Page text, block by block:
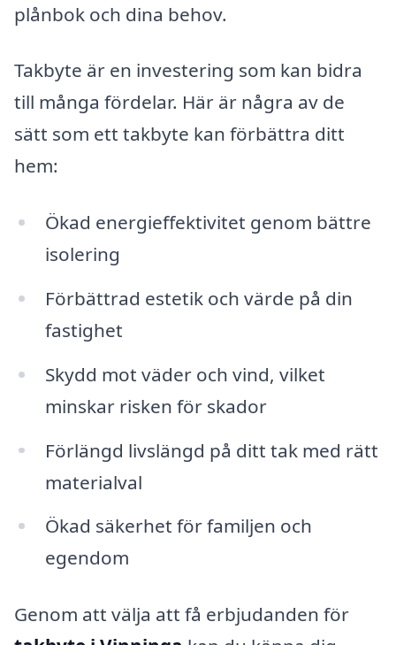
plånbok och dina behov.
Takbyte är en investering som kan bidra
till många fördelar. Här är några av de
sätt som ett takbyte kan förbättra ditt
hem:
Ökad energieffektivitet genom bättre
isolering
Förbättrad estetik och värde på din
fastighet
Skydd mot väder och vind, vilket
minskar risken för skador
Förlängd livslängd på ditt tak med rätt
materialval
Ökad säkerhet för familjen och
egendom
Genom att välja att få erbjudanden för